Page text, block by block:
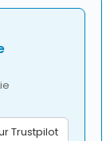
Trustpilot